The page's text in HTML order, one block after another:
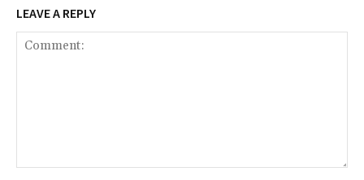
LEAVE A REPLY